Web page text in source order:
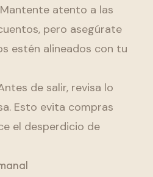
Mantente atento a las
pero asegúrate
estén alineados con tu
de salir, revisa lo
Esto evita compras
el desperdicio de